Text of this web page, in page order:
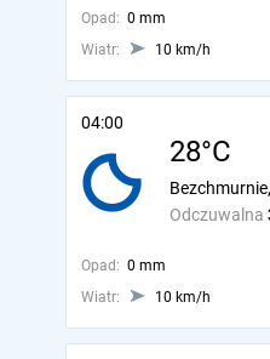
Opad: 0 mm
Wiatr:
10 km/h
04:00
28°C
Odczuwalna
Opad: 0 mm
Wiatr:
10 km/h